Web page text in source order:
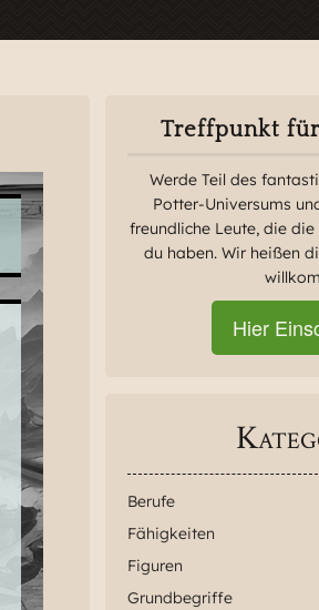
Treffpunkt
Werde Teil des
Potter-Universums
freundliche Leute, die
du haben. Wir heißen
Hier
Berufe
Fähigkeiten
Figuren
Grundbegriffe